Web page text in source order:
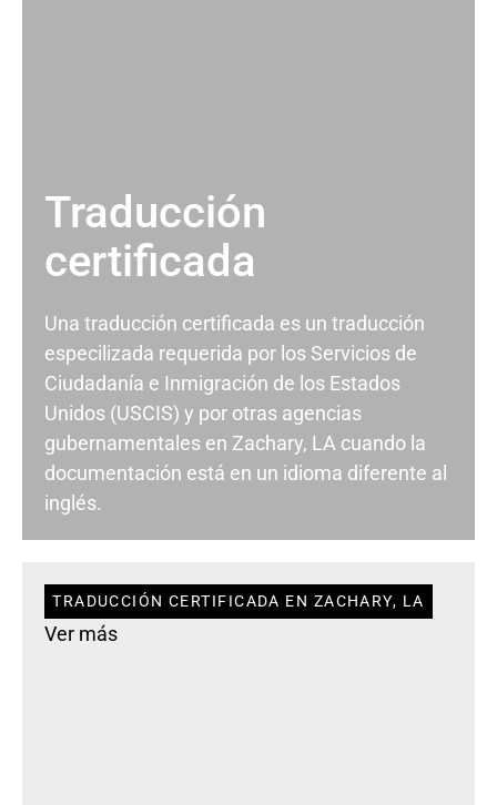
Traducción
certificada
Una traducción certificada es un traducción
especilizada requerida por los Servicios de
Ciudadanía e Inmigración de los Estados
Unidos (USCIS) y por otras agencias
gubernamentales en Zachary, LA cuando la
documentación está en un idioma diferente al
inglés.
TRADUCCIÓN CERTIFICADA EN ZACHARY, LA
Ver más